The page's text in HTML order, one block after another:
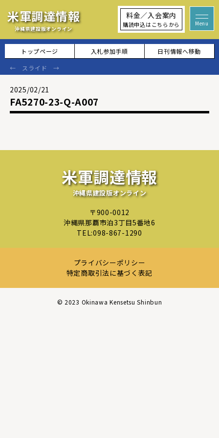
米軍調達情報
沖縄県建設版オンライン
料金／入会案内
購読申込はこちらから
トップページ 入札参加手順 日刊情報へ移動
2025/02/21
FA5270-23-Q-A007
米軍調達情報
沖縄県建設版オンライン
〒900-0012
沖縄県那覇市泊3丁目5番地6
TEL:098-867-1290
プライバシーポリシー
特定商取引法に基づく表記
©︎ 2023 Okinawa Kensetsu Shinbun